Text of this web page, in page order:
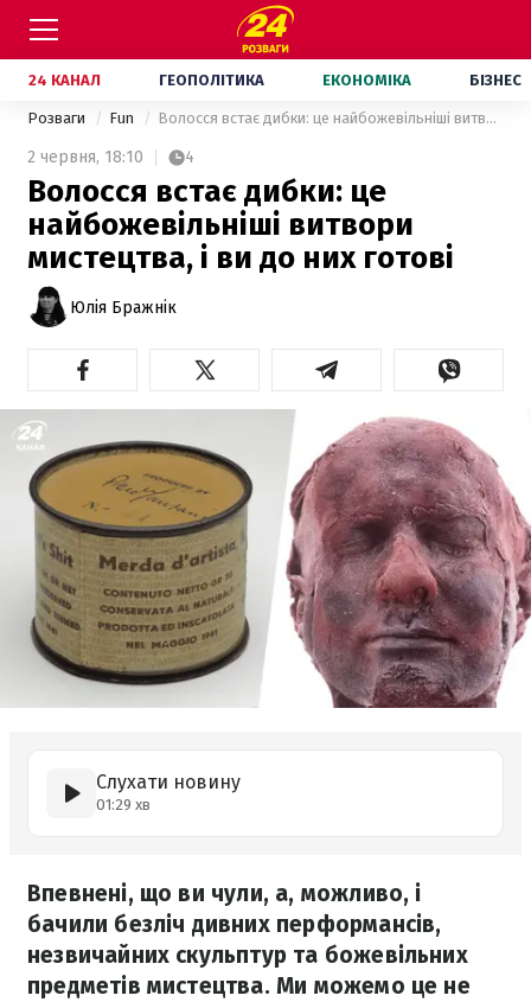
24 КАНАЛ ГЕОПОЛІТИКА ЕКОНОМІКА БІЗНЕС
Розваги Fun Волосся встає дибки: це найбожевільніші витвори мистецтва, і ви до них готові
2 червня, 18:10 4
Волосся встає дибки: це
найбожевільніші витвори
мистецтва, і ви до них готові
Юлія Бражнік
Слухати новину
01:29 хв
Впевнені, що ви чули, а, можливо, і
бачили безліч дивних перформансів,
незвичайних скульптур та божевільних
предметів мистецтва. Ми можемо це не